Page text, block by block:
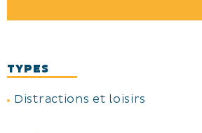
TYPES
Distractions et loisirs